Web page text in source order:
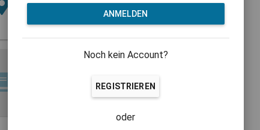
ANMELDEN
Noch kein Account?
REGISTRIEREN
oder